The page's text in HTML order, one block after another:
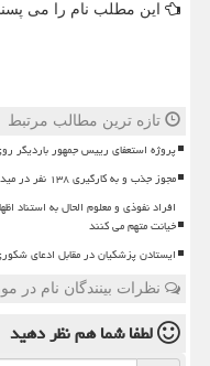
این مطلب نام را می
تازه ترین مطالب مرتبط
پروژه استعفای رییس جمهور باردیگر
مجوز جذب و به کارگیری ۱۳۸ نفر در میدان نفتی خشت و کنارتخته صادر شد
افراد نفوذی و معلوم الحال به استناد
خیانت متهم می کنند
ایستادن پزشکیان در مقابل ادعای
نظرات بینندگان نام در
لطفا شما همنظر دهید